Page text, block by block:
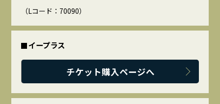
（Lコード：70090）
イープラス
チケット購入ページへ